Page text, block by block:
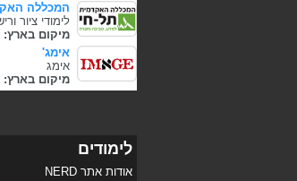
המכללה
לימודי ציור
מיקום בארץ:
אימג'
אימג
מיקום בארץ:
לימודים
אודות אתר NERD